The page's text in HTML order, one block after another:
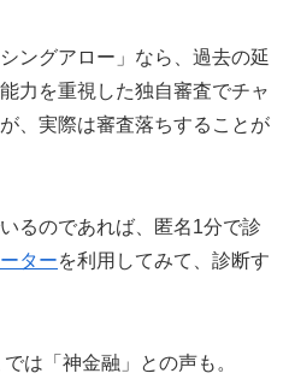
ングアロー」なら、過去の延
力を重視した独自審査でチャ
、実際は審査落ちすることが
るのであれば、匿名1分で診
ターを利用してみて、診断す
は「神金融」との声も。